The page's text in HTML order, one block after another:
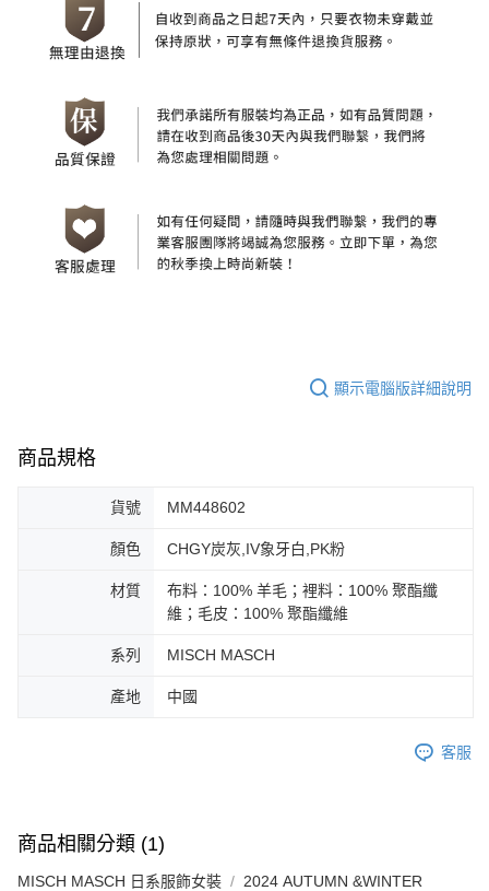
顯示電腦版詳細說明
商品規格
貨號 MM448602
顏色 CHGY炭灰,IV象牙白,PK粉
材質
布料：100% 羊毛；裡料：100% 聚酯纖
維；毛皮：100% 聚酯纖維
系列 MISCH MASCH
產地 中國
客服
商品相關分類 (1)
MISCH MASCH 日系服飾女裝 2024 AUTUMN &WINTER